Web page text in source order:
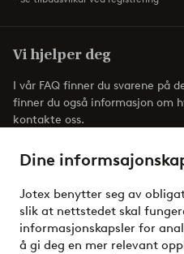
Dine
Jotex benytter seg av
slik at nettstedet skal
informasjonskapsler for
å gi deg en mer relevant
Vi hjelper deg
I vår FAQ finner du svarene på
finner du også informasjon om
kontakte oss.
Kundeservice
Mine sider